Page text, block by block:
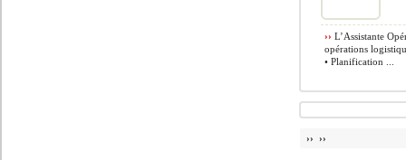
›› L’Assistante
opérations
• Planification ...
›› ››